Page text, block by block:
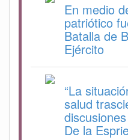
En medio
patriótico
Batalla de
Ejército
“La
salud
De la